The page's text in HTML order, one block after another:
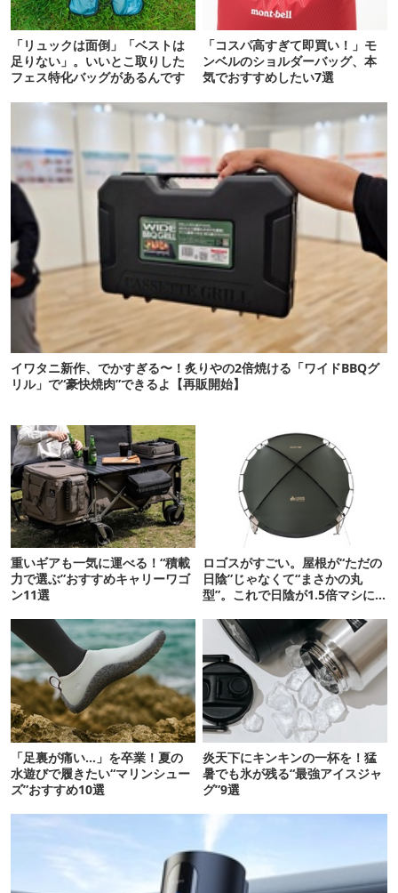
「リュックは面倒」「ベストは
足りない」。いいとこ取りした
フェス特化バッグがあるんです
「コスパ高すぎて即買い！」モ
ンベルのショルダーバッグ、本
気でおすすめしたい7選
イワタニ新作、でかすぎる〜！炙りやの2倍焼ける「ワイドBBQグ
リル」で“豪快焼肉”できるよ【再販開始】
重いギアも一気に運べる！“積載
力で選ぶ”おすすめキャリーワゴ
ン11選
ロゴスがすごい。屋根が“ただの
日陰”じゃなくて“まさかの丸
型”。これで日陰が1.5倍マシに
「足裏が痛い…」を卒業！夏の
水遊びで履きたい“マリンシュー
ズ”おすすめ10選
炎天下にキンキンの一杯を！猛
暑でも氷が残る“最強アイスジャ
グ”9選